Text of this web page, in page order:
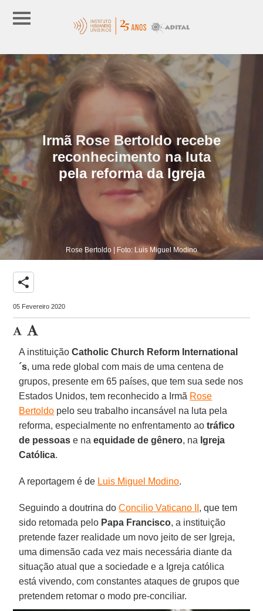
Irmã Rose Bertoldo recebe
reconhecimento na luta
pela reforma da Igreja
Rose Bertoldo | Foto: Luis Miguel Modino
share
05 Fevereiro 2020
A instituiçãoCatholic Church Reform International
´s, uma rede global com mais de uma centena de
grupos, presente em 65 países, que tem sua sede nos
Estados Unidos, tem reconhecido a Irmã Rose
Bertoldo pelo seu trabalho incansável na luta pela
reforma, especialmente no enfrentamento ao tráfico
de pessoas e naequidade de gênero, na Igreja
Católica.
A reportagem é de Luis Miguel Modino.
Seguindo a doutrina doConcilio Vaticano II , que tem
sido retomada pelo Papa Francisco, a instituição
pretende fazer realidade um novo jeito de ser Igreja,
uma dimensão cada vez mais necessária diante da
situação atual que a sociedade e a Igreja católica
está vivendo, com constantes ataques de grupos que
pretendem retomar o modo pre-conciliar.